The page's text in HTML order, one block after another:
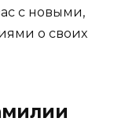
с новыми,
о своих